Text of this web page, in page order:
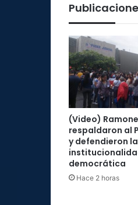
(Video)
respaldaron al
y defendieron la
democrática
Hace 2 horas